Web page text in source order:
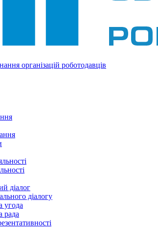
організацій роботодавців
діалог
діалогу
угода
рада